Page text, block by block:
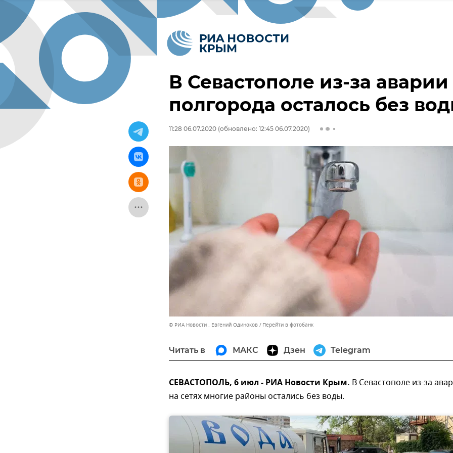
В Севастополе из-за аварии
полгорода осталось без
11:28 06.07.2020 (обновлено: 12:45 06.07.2020)
© РИА Новости . Евгений Одиноков Перейти в фотобанк
Читать в МАКС Дзен Telegram
СЕВАСТОПОЛЬ, 6 июл - РИА Новости Крым. В Севастополе из-за
на сетях многие районы остались без воды.